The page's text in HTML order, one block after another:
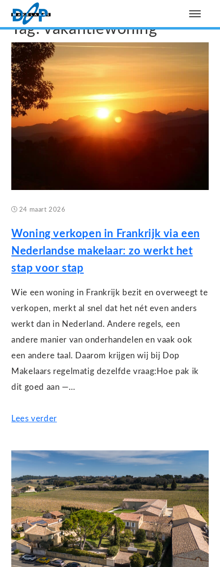
Tag:vakantiewoning
24 maart 2026
Woning verkopen in Frankrijk via een
Nederlandse makelaar: zo werkt het
stap voor stap
Wie een woning in Frankrijk bezit en overweegt te
verkopen, merkt al snel dat het nét even anders
werkt dan in Nederland. Andere regels, een
andere manier van onderhandelen en vaak ook
een andere taal. Daarom krijgen wij bij Dop
Makelaars regelmatig dezelfde vraag:Hoe pak ik
dit goed aan —…
Lees verder